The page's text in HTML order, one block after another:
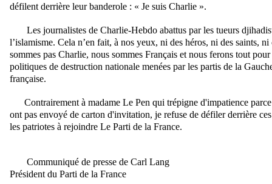
défilent derrière leur banderole : « Je suis Charlie ».
Les journalistes de Charlie-Hebdo abattus par les tueurs
l’islamisme. Cela n’en fait, à nos yeux, ni des héros, ni des saints,
sommes pas Charlie, nous sommes Français et nous ferons tout
politiques de destruction nationale menées par les partis de la
française.
Contrairement à madame Le Pen qui trépigne d'impatience parce
ont pas envoyé de carton d'invitation, je refuse de défiler derrière
les patriotes à rejoindre Le Parti de la France.
Communiqué de presse de Carl Lang
Président du Parti de la France